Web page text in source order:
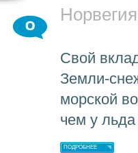
Норвегия
0
Свой
Земли-
морской
чем у льда
ПОДРОБНЕЕ